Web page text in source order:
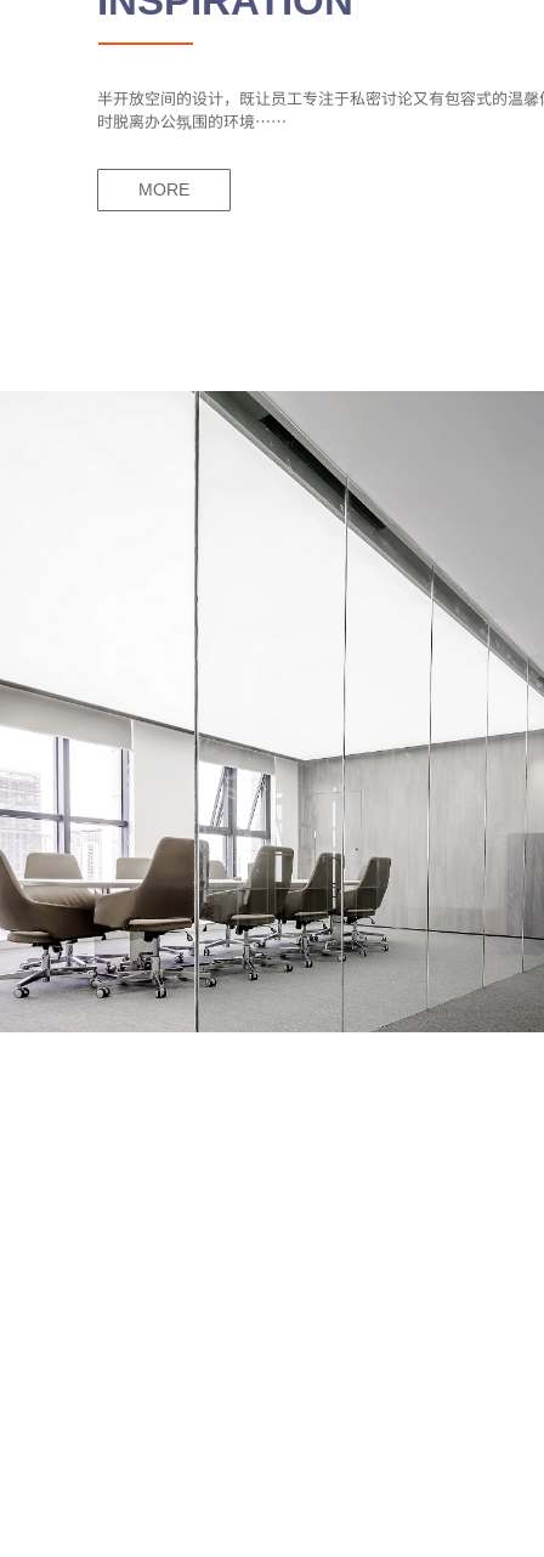
半开放空间的设计，既让员工专注于私密讨论又有包容式的温
时脱离办公氛围的环境……
MORE